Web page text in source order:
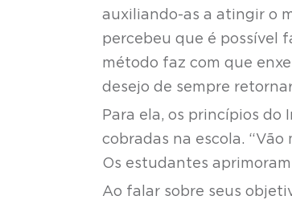
auxiliando-as a atingir o
percebeu que é possível
método faz com que
desejo de sempre
Para ela, os princípios
cobradas na escola.
Os estudantes
Ao falar sobre seus